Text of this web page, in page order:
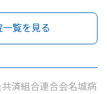
覧を見る
済組合連合会名城病